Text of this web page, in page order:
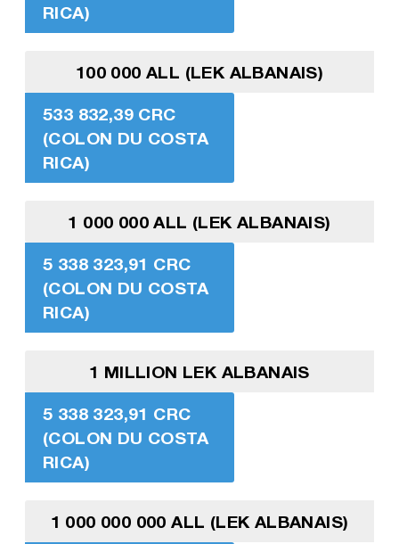
RICA)
100 000 ALL (LEK ALBANAIS)
533 832,39 CRC
(COLON DU COSTA
RICA)
1 000 000 ALL (LEK ALBANAIS)
5 338 323,91 CRC
(COLON DU COSTA
RICA)
1 MILLION LEK ALBANAIS
5 338 323,91 CRC
(COLON DU COSTA
RICA)
1 000 000 000 ALL (LEK ALBANAIS)